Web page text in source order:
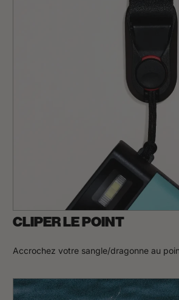
CLIPER LE POINT
Accrochez votre sangle/dragonne au